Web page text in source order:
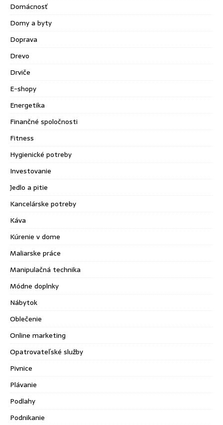
Domácnosť
Domy a byty
Doprava
Drevo
Drviče
E-shopy
Energetika
Finančné spoločnosti
Fitness
Hygienické potreby
Investovanie
Jedlo a pitie
Kancelárske potreby
Káva
Kúrenie v dome
Maliarske práce
Manipulačná technika
Módne doplnky
Nábytok
Oblečenie
Online marketing
Opatrovateľské služby
Pivnice
Plávanie
Podlahy
Podnikanie